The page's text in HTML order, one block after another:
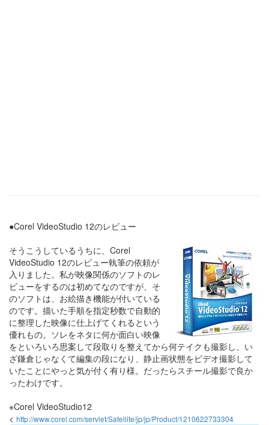
●Corel VideoStudio 12のレビュー
そうこうしているうちに、Corel
VideoStudio 12のレビュー執筆の依頼が
入りました。私が映像関係のソフトのレ
ビューをするのは初めてなのですが、そ
のソフトは、お絵描き機能が付いている
のです。描いた手順を指定秒数で自動的
に整理した映像に仕上げてくれるという
優れもの。ソレをネタに何か面白い映像
をといろいろ思案して段取りを整えてから何テイクも撮影し、い
ざ鎌倉じゃなくて編集の段になり、静止画状態をビデオ撮影して
いたことにやっと気が付く有り様。だったらスチール撮影で良か
ったわけです。
※Corel VideoStudio12
< http://www.corel.com/servlet/Satellite/jp/jp/Product/1210622733304